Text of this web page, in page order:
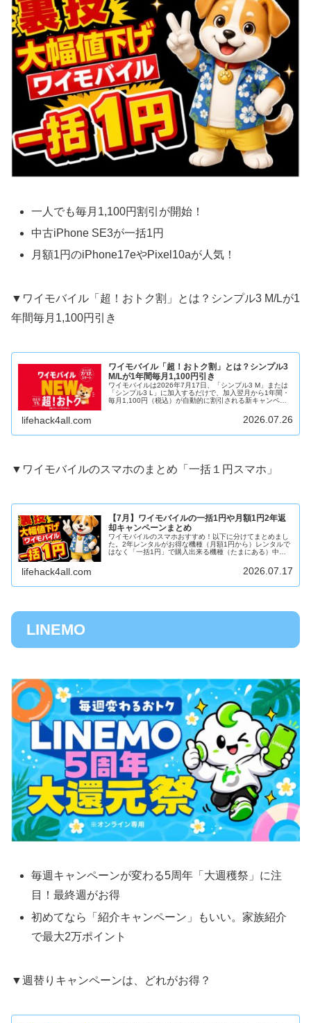
一人でも毎月1,100円割引が開始！
中古iPhone SE3が一括1円
月額1円のiPhone17eやPixel10aが人気！
▼ワイモバイル「超！おトク割」とは？シンプル3 M/Lが1
年間毎月1,100円引き
ワイモバイル「超！おトク割」とは？シンプル3
M/Lが1年間毎月1,100円引き
ワイモバイルは2026年7月17日、「シンプル3 M」または
「シンプル3 L」に加入するだけで、加入翌月から1年間・
毎月1,100円（税込）が自動的に割引される新キャンペー
lifehack4all.com 2026.07.26
▼ワイモバイルのスマホのまとめ「一括１円スマホ」
【7月】ワイモバイルの一括1円や月額1円2年返
却キャンペーンまとめ
ワイモバイルのスマホおすすめ！以下に分けてまとめまし
た。2年レンタルがお得な機種（月額1円から）レンタルで
はなく「一括1円」で購入出来る機種（たまにある）中古
lifehack4all.com 2026.07.17
LINEMO
毎週キャンペーンが変わる5周年「大週穫祭」に注
目！最終週がお得
初めてなら「紹介キャンペーン」もいい。家族紹介
で最大2万ポイント
▼週替りキャンペーンは、どれがお得？